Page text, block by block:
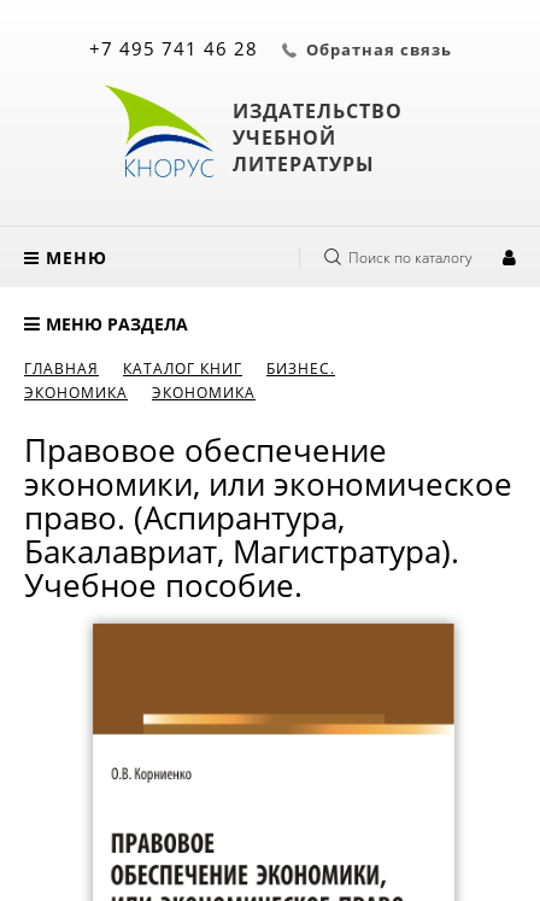
ИЗДАТЕЛЬСТВО
УЧЕБНОЙ
ЛИТЕРАТУРЫ
+7 495 741 46 28 Обратная связь
МЕНЮ Поиск по каталогу
МЕНЮ РАЗДЕЛА
ГЛАВНАЯ КАТАЛОГ КНИГ
БИЗНЕС.
ЭКОНОМИКА
ЭКОНОМИКА
Правовое обеспечение
экономики, или экономическое
право. (Аспирантура,
Бакалавриат, Магистратура).
Учебное пособие.